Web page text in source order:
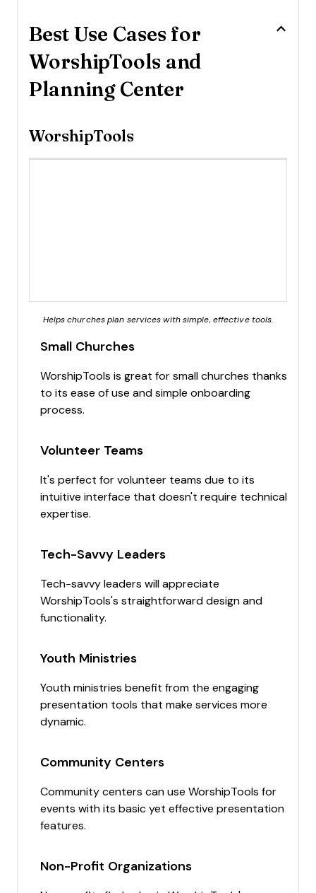
Best Use Cases for
WorshipTools and
Planning Center
WorshipTools
Helps churches plan services with simple, effective tools.
Small Churches
WorshipTools is great for small churches thanks
to its ease of use and simple onboarding
process.
Volunteer Teams
It's perfect for volunteer teams due to its
intuitive interface that doesn't require technical
expertise.
Tech-Savvy Leaders
Tech-savvy leaders will appreciate
WorshipTools's straightforward design and
functionality.
Youth Ministries
Youth ministries benefit from the engaging
presentation tools that make services more
dynamic.
Community Centers
Community centers can use WorshipTools for
events with its basic yet effective presentation
features.
Non-Profit Organizations